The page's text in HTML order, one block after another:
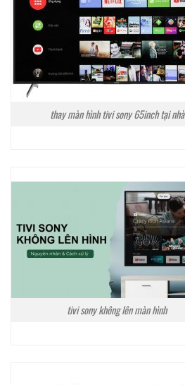
thay màn hình tivi sony 65inch tại nhà
tivi sony không lên màn hình